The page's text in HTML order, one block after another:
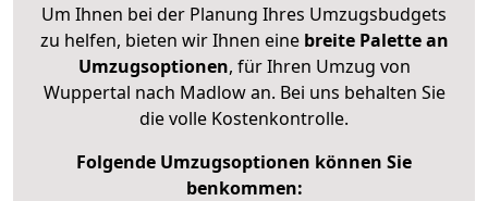
Um Ihnen bei der Planung Ihres Umzugsbudgets
zu helfen, bieten wir Ihnen eine breite Palette an
Umzugsoptionen, für Ihren Umzug von
Wuppertal nach Madlow an. Bei uns behalten Sie
die volle Kostenkontrolle.
Folgende Umzugsoptionen können Sie
benkommen: